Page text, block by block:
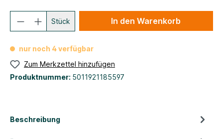
Stück In den Warenkorb
nur noch 4 verfügbar
Zum Merkzettel hinzufügen
Produktnummer: 5011921185597
Beschreibung